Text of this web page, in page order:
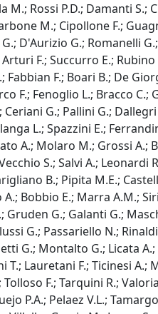
M.; Rossi P.D.; Damanti
M.; Cipollone F.;
D'Aurizio G.; Romanelli
F.; Succurro E.;
F.; Boari B.; De
F.; Fenoglio L.; Bracco
G.; Pallini G.;
L.; Spazzini E.;
A.; Molaro M.; Grossi
S.; Salvi A.;
B.; Pipita M.E.;
Bobbio E.; Marra A.M.;
Gruden G.; Galanti G.;
G.; Passariello N.;
G.; Montalto G.; Licata
T.; Lauretani F.; Ticinesi
F.; Tarquini R.;
P.A.; Pelaez V.L.;